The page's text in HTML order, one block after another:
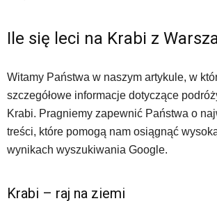
Ile się leci na Krabi z
Witamy Państwa w naszym artykule, w
szczegółowe informacje dotyczące
Krabi. Pragniemy zapewnić Państwa o
treści, które pomogą nam osiągnąć
wynikach wyszukiwania Google.
Krabi – raj na ziemi